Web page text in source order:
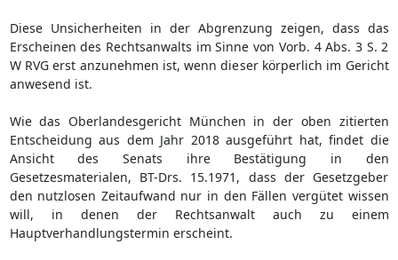
Diese Unsicherheiten in der Abgrenzung zeigen, dass das
Erscheinen des Rechtsanwalts im Sinne von Vorb. 4 Abs. 3 S. 2
W RVG erst anzunehmen ist, wenn dieser körperlich im Gericht
anwesend ist.
Wie das Oberlandesgericht München in der oben zitierten
Entscheidung aus dem Jahr 2018 ausgeführt hat, findet die
Ansicht des Senats ihre Bestätigung in den
Gesetzesmaterialen, BT-Drs. 15.1971, dass der Gesetzgeber
den nutzlosen Zeitaufwand nur in den Fällen vergütet wissen
will, in denen der Rechtsanwalt auch zu einem
Hauptverhandlungstermin erscheint.